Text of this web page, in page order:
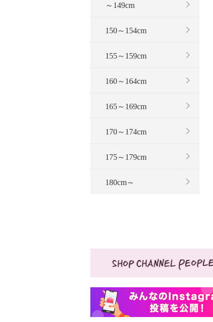
～149cm
150～154cm
155～159cm
160～164cm
165～169cm
170～174cm
175～179cm
180cm～